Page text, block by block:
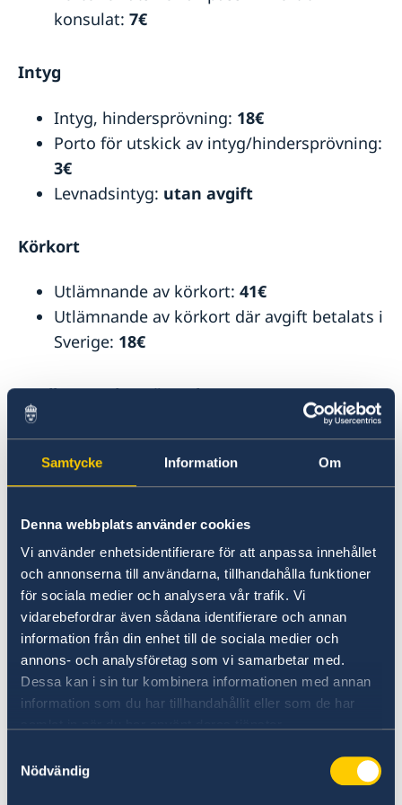
Samtycke Information Om
Denna webbplats använder cookies
Vi använder enhetsidentifierare för att anpassa innehållet
och annonserna till användarna, tillhandahålla funktioner
för sociala medier och analysera vår trafik. Vi
vidarebefordrar även sådana identifierare och annan
information från din enhet till de sociala medier och
annons- och analysföretag som vi samarbetar med.
Dessa kan i sin tur kombinera informationen med annan
information som du har tillhandahållit eller som de har
Nödvändig
ambassad i Paris
konsulat: 7€
Intyg
Intyg, hindersprövning: 18€
Porto för utskick av intyg/hindersprövning:
3€
Levnadsintyg: utan avgift
Körkort
Utlämnande av körkort: 41€
Utlämnande av körkort där avgift betalats i
Sverige: 18€
Medborgarskapsärenden
Anmälan om svenskt medborgarskap:43€
Migrationsärenden
Schengenvisering:
Nationell visering:60€
Uppehållstillstånd för besök:138€
Uppehålls-/arbetstillstånd för personer vid
arbetskraftsinvandring:202€
Uppehålls-/arbetstillstånd vid
familjeanknytning:184€
Uppehålls-/arbetstillstånd vid
Provisoriskt främlingspass för en enkel